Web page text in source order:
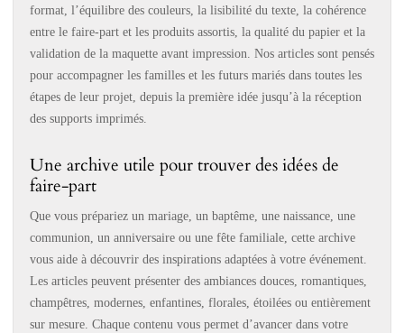
format, l’équilibre des couleurs, la lisibilité du texte, la cohérence
entre le faire-part et les produits assortis, la qualité du papier et la
validation de la maquette avant impression. Nos articles sont pensés
pour accompagner les familles et les futurs mariés dans toutes les
étapes de leur projet, depuis la première idée jusqu’à la réception
des supports imprimés.
Une archive utile pour trouver des idées de
faire-part
Que vous prépariez un mariage, un baptême, une naissance, une
communion, un anniversaire ou une fête familiale, cette archive
vous aide à découvrir des inspirations adaptées à votre événement.
Les articles peuvent présenter des ambiances douces, romantiques,
champêtres, modernes, enfantines, florales, étoilées ou entièrement
sur mesure. Chaque contenu vous permet d’avancer dans votre